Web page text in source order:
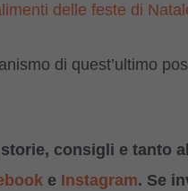
delle feste di
di quest’ultimo
consigli e tanto
e Instagram. Se